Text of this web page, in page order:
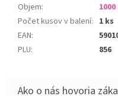
Objem:
Počet kusov v balení: 1 ks
EAN:
PLU: 856